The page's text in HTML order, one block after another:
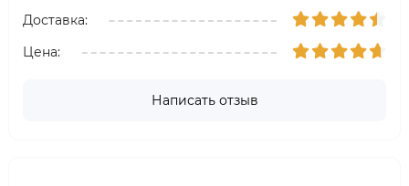
Доставка:
Цена:
Написать отзыв